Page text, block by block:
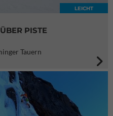
LEICHT
PISTE
Tauern